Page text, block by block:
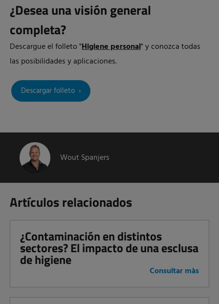
¿Desea una visión general
completa?
Descargue el folleto "Higiene personal"y conozca todas
las posibilidades y aplicaciones.
Descargar folleto
Wout Spanjers
Artículos relacionados
¿Contaminación en distintos
sectores? El impacto de una esclusa
de higiene
Consultar màs